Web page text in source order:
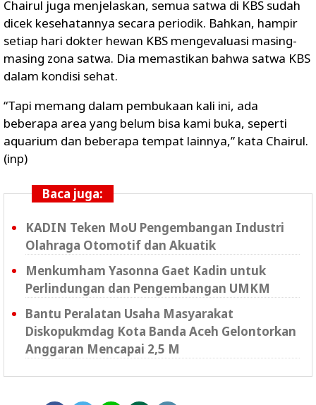
Chairul juga menjelaskan, semua satwa di KBS sudah
dicek kesehatannya secara periodik. Bahkan, hampir
setiap hari dokter hewan KBS mengevaluasi masing-
masing zona satwa. Dia memastikan bahwa satwa KBS
dalam kondisi sehat.
“Tapi memang dalam pembukaan kali ini, ada
beberapa area yang belum bisa kami buka, seperti
aquarium dan beberapa tempat lainnya,” kata Chairul.
(inp)
Baca juga:
KADIN Teken MoU Pengembangan Industri
Olahraga Otomotif dan Akuatik
Menkumham Yasonna Gaet Kadin untuk
Perlindungan dan Pengembangan UMKM
Bantu Peralatan Usaha Masyarakat
Diskopukmdag Kota Banda Aceh Gelontorkan
Anggaran Mencapai 2,5 M